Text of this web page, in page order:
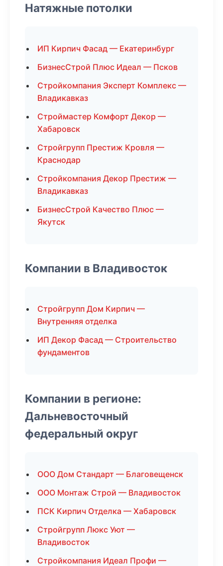
Натяжные потолки
ИП Кирпич Фасад — Екатеринбург
БизнесСтрой Плюс Идеал — Псков
Стройкомпания Эксперт Комплекс —
Владикавказ
Строймастер Комфорт Декор —
Хабаровск
Стройгрупп Престиж Кровля —
Краснодар
Стройкомпания Декор Престиж —
Владикавказ
БизнесСтрой Качество Плюс —
Якутск
Компании в Владивосток
Стройгрупп Дом Кирпич —
Внутренняя отделка
ИП Декор Фасад — Строительство
фундаментов
Компании в регионе:
Дальневосточный
федеральный округ
ООО Дом Стандарт — Благовещенск
ООО Монтаж Строй — Владивосток
ПСК Кирпич Отделка — Хабаровск
Стройгрупп Люкс Уют —
Владивосток
Стройкомпания Идеал Профи —